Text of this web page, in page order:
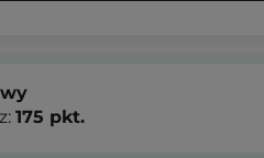
175 pkt.